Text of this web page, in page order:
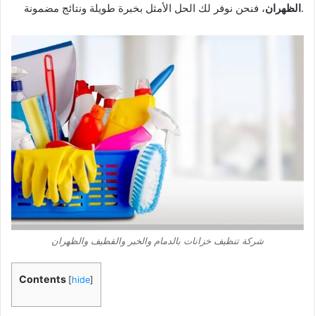
الظهران، فنحن نوفر لك الحل الأمثل بخبرة طويلة ونتائج مضمونة.
شركة تنظيف خزانات بالدمام والخبر والقطيف والظهران
Contents [hide]